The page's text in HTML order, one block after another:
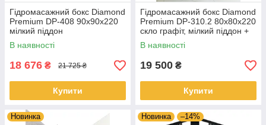
Гідромасажний бокс Diamond
Premium DP-408 90x90x220
мілкий піддон
В наявності
18 676 ₴ 21 725 ₴
Купити
Гідромасажний бокс Diamond
Premium DP-310.2 80x80x220
скло графіт, мілкий піддон +
гідромасажна панель
В наявності
19 500 ₴
Купити
Новинка Новинка –14%